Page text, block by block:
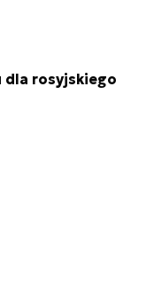
dla rosyjskiego